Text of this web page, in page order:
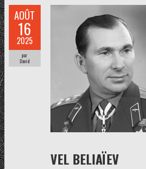
AOÛT
16
2025
par
David
VEL BELIAÏEV